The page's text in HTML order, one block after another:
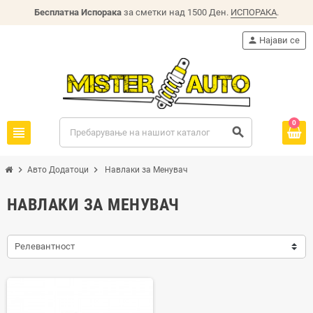
Бесплатна Испорака за сметки над 1500 Ден. ИСПОРАКА.
view_headline search
person Најави се
0
chevron_right Авто Додатоци chevron_right Навлаки за Менувач
НАВЛАКИ ЗА МЕНУВАЧ
Релевантност